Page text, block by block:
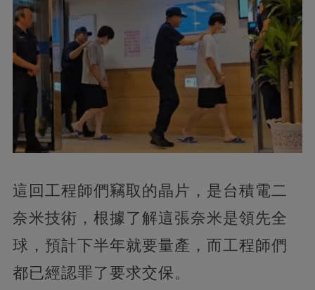
這回工程師們竊取的晶片，是台積電二
奈米技術，根據了解這張奈米是領先全
球，預計下半年就要量產，而工程師們
都已經認罪了要求交保。